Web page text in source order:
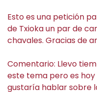
Esto es una petición
de Txioka un par de
chavales. Gracias de
Comentario: Llevo
este tema pero es
gustaría hablar sobre